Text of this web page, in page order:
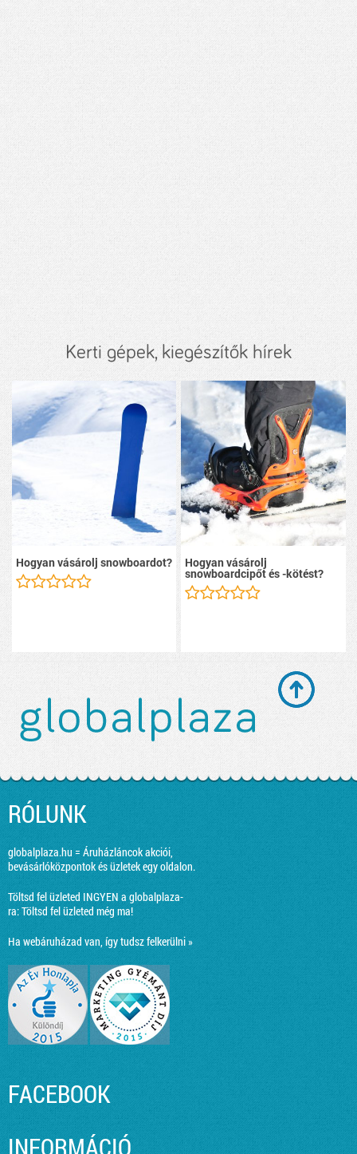
Kerti gépek, kiegészítők hírek
Hogyan vásárolj snowboardot? Hogyan vásárolj
snowboardcipőt és -kötést?
RÓLUNK
globalplaza.hu = Áruházláncok akciói,
bevásárlóközpontok és üzletek egy oldalon.
Töltsd fel üzleted INGYEN a globalplaza-
ra:Töltsd fel üzleted még ma!
Ha webáruházad van, így tudsz felkerülni »
FACEBOOK
INFORMÁCIÓ